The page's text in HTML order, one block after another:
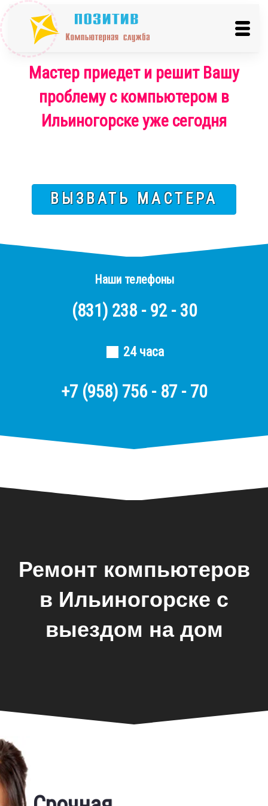
Мастер приедет и решит Вашу
проблему с компьютером в
Ильиногорске уже сегодня
ВЫЗВАТЬ МАСТЕРА
Наши телефоны
(831) 238 - 92 - 30
24 часа
+7 (958) 756 - 87 - 70
Ремонт компьютеров
в Ильиногорске с
выездом на дом
Фирменная гарантия